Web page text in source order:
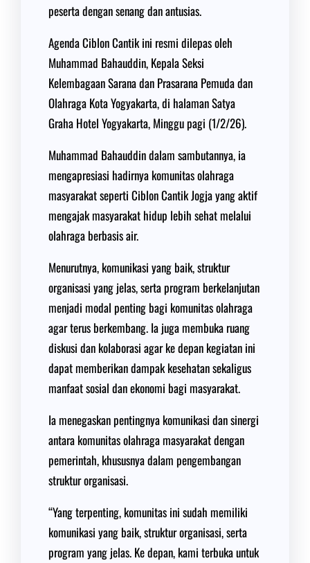
peserta dengan senang dan antusias.
Agenda Ciblon Cantik ini resmi dilepas oleh
Muhammad Bahauddin, Kepala Seksi
Kelembagaan Sarana dan Prasarana Pemuda dan
Olahraga Kota Yogyakarta, di halaman Satya
Graha Hotel Yogyakarta, Minggu pagi (1/2/26).
Muhammad Bahauddin dalam sambutannya, ia
mengapresiasi hadirnya komunitas olahraga
masyarakat seperti Ciblon Cantik Jogja yang aktif
mengajak masyarakat hidup lebih sehat melalui
olahraga berbasis air.
Menurutnya, komunikasi yang baik, struktur
organisasi yang jelas, serta program berkelanjutan
menjadi modal penting bagi komunitas olahraga
agar terus berkembang. Ia juga membuka ruang
diskusi dan kolaborasi agar ke depan kegiatan ini
dapat memberikan dampak kesehatan sekaligus
manfaat sosial dan ekonomi bagi masyarakat.
Ia menegaskan pentingnya komunikasi dan sinergi
antara komunitas olahraga masyarakat dengan
pemerintah, khususnya dalam pengembangan
struktur organisasi.
“Yang terpenting, komunitas ini sudah memiliki
komunikasi yang baik, struktur organisasi, serta
program yang jelas. Ke depan, kami terbuka untuk